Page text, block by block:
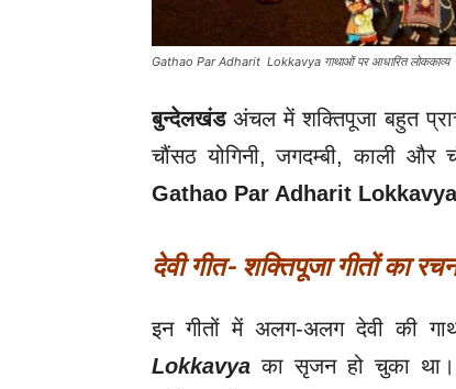
Gathao Par Adharit Lokkavya गाथाओं पर आधारित लोककाव्य
बुन्देलखंडअंचल में शक्तिपूजा बहुत
चौंसठ योगिनी, जगदम्बी, काली
Gathao Par Adharit Lokkavya
देवी गीत- शक्तिपूजा गीतों का
इन गीतों में अलग-अलग देवी की
Lokkavya का सृजन हो चुका था।